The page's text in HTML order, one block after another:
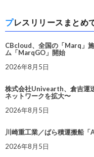
プレスリリースまとめ
CBcloud、全国の「Marq」
ム「MarqGO」開始
2026年8月5日
株式会社Univearth、倉吉運
ネットワークを拡大〜
2026年8月5日
川崎重工業／ばら積運搬船「
2026年8月5日